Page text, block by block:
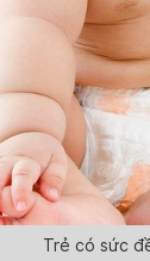
Trẻ có sức